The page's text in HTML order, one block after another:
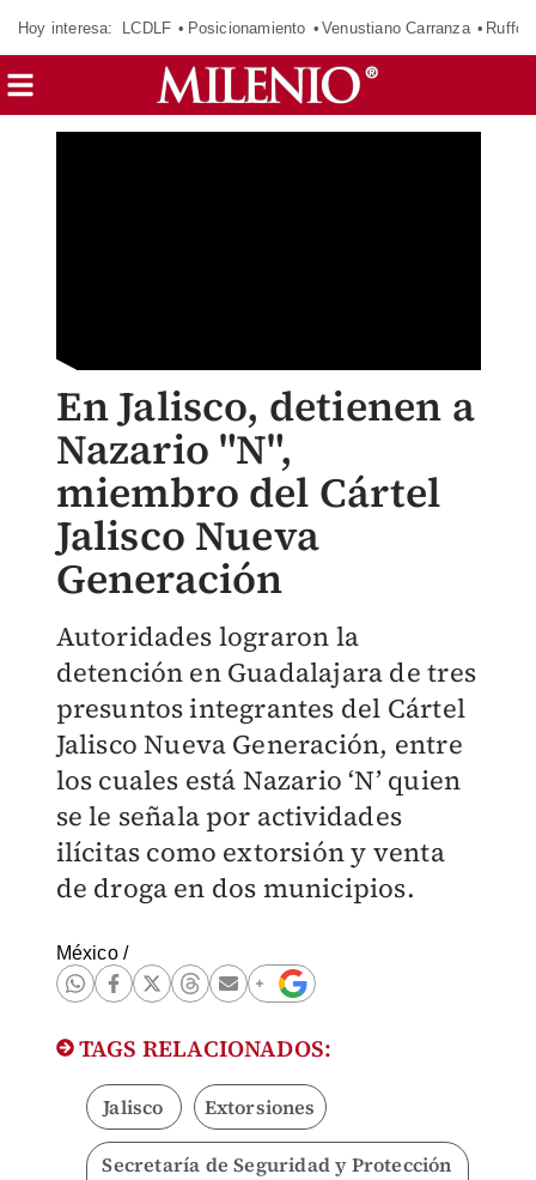
Hoy interesa: LCDLF Posicionamiento Venustiano Carranza Ruffo
En Jalisco, detienen a
Nazario "N",
miembro del Cártel
Jalisco Nueva
Generación
Autoridades lograron la
detención en Guadalajara de tres
presuntos integrantes del Cártel
Jalisco Nueva Generación, entre
los cuales está Nazario ‘N’ quien
se le señala por actividades
ilícitas como extorsión y venta
de droga en dos municipios.
México/
TAGS RELACIONADOS:
Jalisco Extorsiones
Secretaría de Seguridad y Protección